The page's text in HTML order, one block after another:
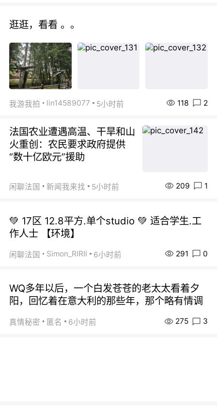
逛逛，看看 。。
我游我拍 lin14589077 5小时前 118 2
法国农业遭遇高温、干旱和山
火重创：农民要求政府提供
“数十亿欧元”援助
闲聊法国 新闻我来找 5小时前 209 1
💚 17区 12.8平方.单个studio 💚 适合学生.工
作人士 【环境】
闲聊法国 Simon_RIRIl 6小时前 291 0
WQ多年以后，一个白发苍苍的老太太看着夕
阳，回忆着在意大利的那些年，那个略有情调
真情秘密 匿名 6小时前 275 3